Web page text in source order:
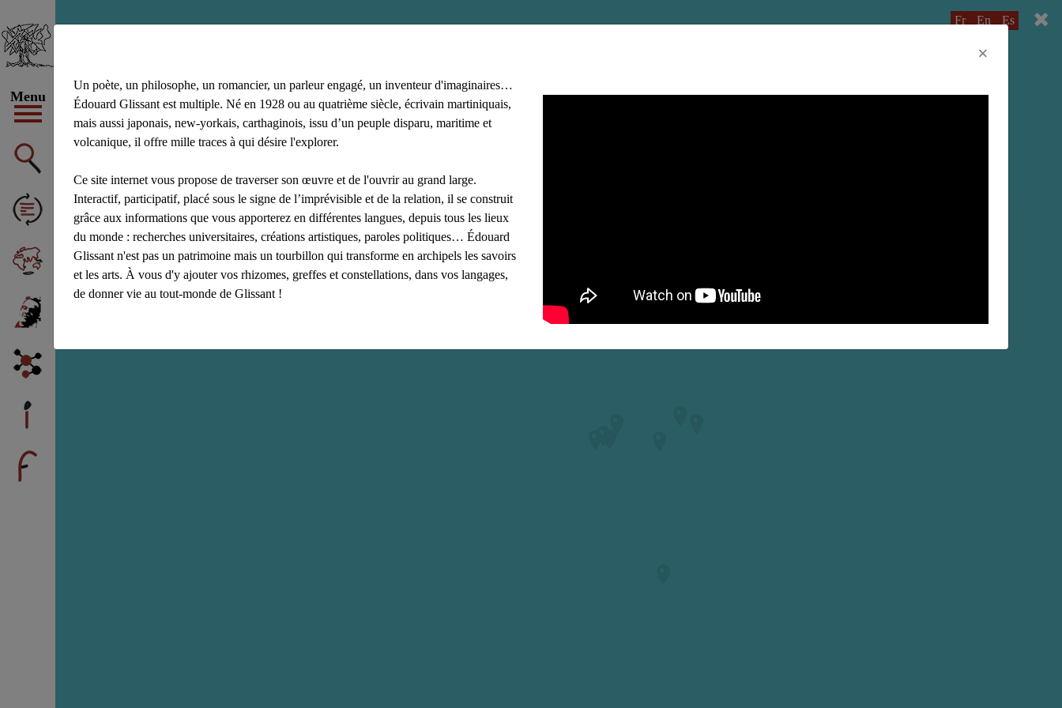
Menu
Fr En Es
×
Un poète, un philosophe, un romancier, un parleur engagé, un inventeur d'imaginaires…
Édouard Glissant est multiple. Né en 1928 ou au quatrième siècle, écrivain martiniquais,
mais aussi japonais, new-yorkais, carthaginois, issu d’un peuple disparu, maritime et
volcanique, il offre mille traces à qui désire l'explorer.
Ce site internet vous propose de traverser son œuvre et de l'ouvrir au grand large.
Interactif, participatif, placé sous le signe de l’imprévisible et de la relation, il se construit
grâce aux informations que vous apporterez en différentes langues, depuis tous les lieux
du monde : recherches universitaires, créations artistiques, paroles politiques… Édouard
Glissant n'est pas un patrimoine mais un tourbillon qui transforme en archipels les savoirs
et les arts. À vous d'y ajouter vos rhizomes, greffes et constellations, dans vos langages,
de donner vie au tout-monde de Glissant !